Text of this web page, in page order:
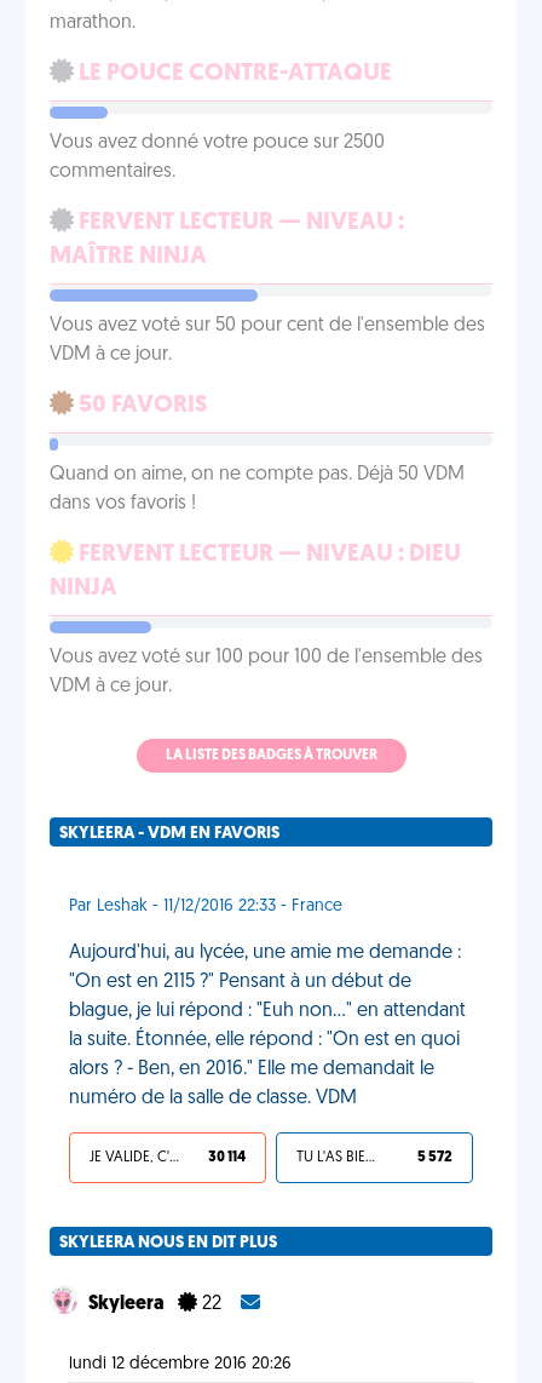
marathon.
LE POUCE CONTRE-ATTAQUE
Vous avez donné votre pouce sur 2500
commentaires.
FERVENT LECTEUR — NIVEAU :
MAÎTRE NINJA
Vous avez voté sur 50 pour cent de l'ensemble des
VDM à ce jour.
50 FAVORIS
Quand on aime, on ne compte pas. Déjà 50 VDM
dans vos favoris !
FERVENT LECTEUR — NIVEAU : DIEU
NINJA
Vous avez voté sur 100 pour 100 de l'ensemble des
VDM à ce jour.
LA LISTE DES BADGES À TROUVER
SKYLEERA - VDM EN FAVORIS
Par Leshak - 11/12/2016 22:33 - France
Aujourd'hui, au lycée, une amie me demande :
"On est en 2115 ?" Pensant à un début de
blague, je lui répond : "Euh non..." en attendant
la suite. Étonnée, elle répond : "On est en quoi
alors ? - Ben, en 2016." Elle me demandait le
numéro de la salle de classe. VDM
JE VALIDE, C'EST UNE VDM 30 114 TU L'AS BIEN MÉRITÉ 5 572
SKYLEERA NOUS EN DIT PLUS
Skyleera 22
lundi 12 décembre 2016 20:26